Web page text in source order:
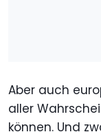
Aber auch
aller
können. Und